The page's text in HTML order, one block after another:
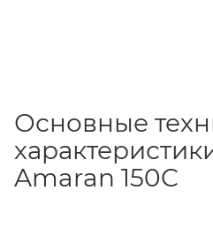
Основные
Amaran 150C